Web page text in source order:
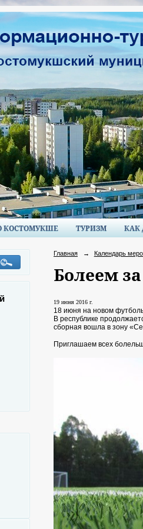
КОСТОМУКШЕ ТУРИЗМ КАК
Главная → Календарь
Болеем
19 июня 2016 г.
18 июня на новом
В республике
сборная вошла в зону
Приглашаем всех